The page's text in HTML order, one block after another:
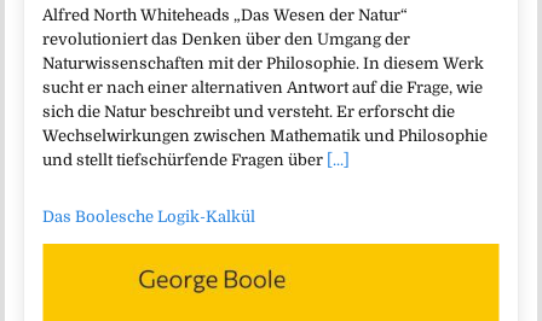
Alfred North Whiteheads „Das Wesen der Natur“
revolutioniert das Denken über den Umgang der
Naturwissenschaften mit der Philosophie. In diesem Werk
sucht er nach einer alternativen Antwort auf die Frage, wie
sich die Natur beschreibt und versteht. Er erforscht die
Wechselwirkungen zwischen Mathematik und Philosophie
und stellt tiefschürfende Fragen über [...]
Das Boolesche Logik-Kalkül